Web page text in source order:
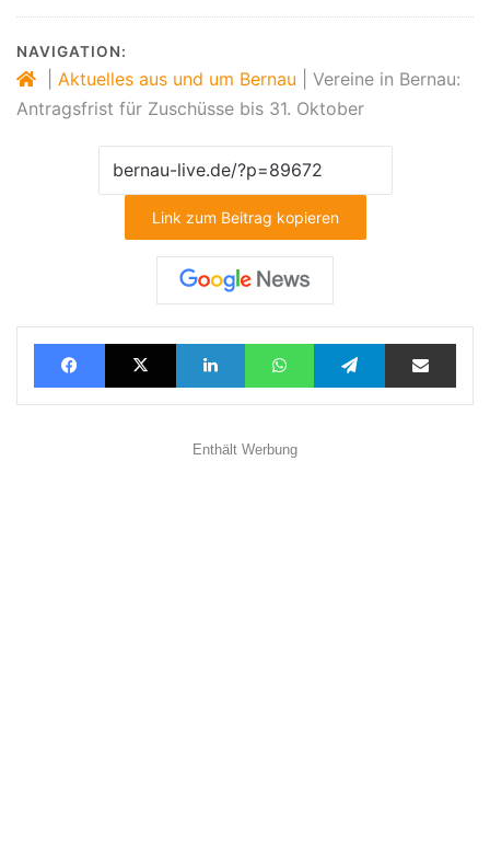
NAVIGATION:
Aktuelles aus und um Bernau
Vereine in Bernau:
Antragsfrist für Zuschüsse bis 31. Oktober
Link zum Beitrag kopieren
FacebookX LinkedInWhatsAppTelegramTeilen via E-Mail
Enthält Werbung